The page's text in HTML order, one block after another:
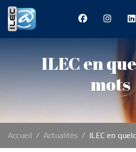
ILEC en
mots
Accueil Actualités ILEC en